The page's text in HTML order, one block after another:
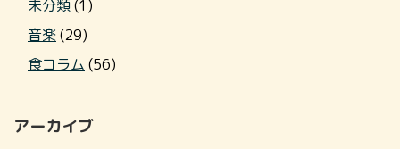
未分類(1)
音楽(29)
食コラム (56)
アーカイブ